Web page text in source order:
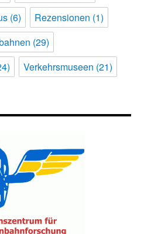
(6) Rezensionen (1)
(29)
Verkehrsmuseen (21)